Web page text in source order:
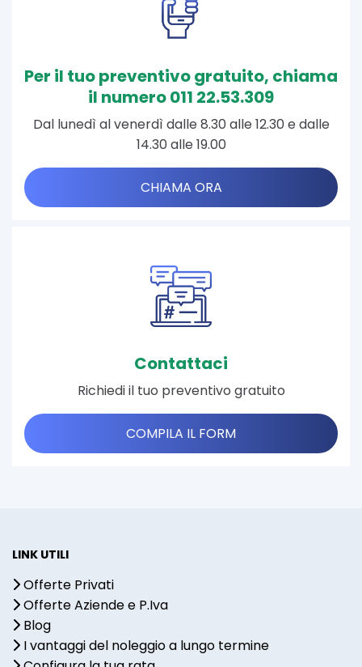
Per il tuo preventivo gratuito, chiama
il numero 011 22.53.309
Dal lunedì al venerdì dalle 8.30 alle 12.30 e dalle
14.30 alle 19.00
CHIAMA ORA
Contattaci
Richiedi il tuo preventivo gratuito
COMPILA IL FORM
LINK UTILI
Offerte Privati
Offerte Aziende e P.Iva
Blog
I vantaggi del noleggio a lungo termine